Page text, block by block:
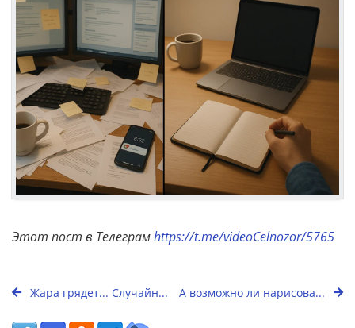
Этот пост в Телеграмhttps://t.me/videoCelnozor/5765
Жара грядет... Случайн... А возможно ли нарисова...